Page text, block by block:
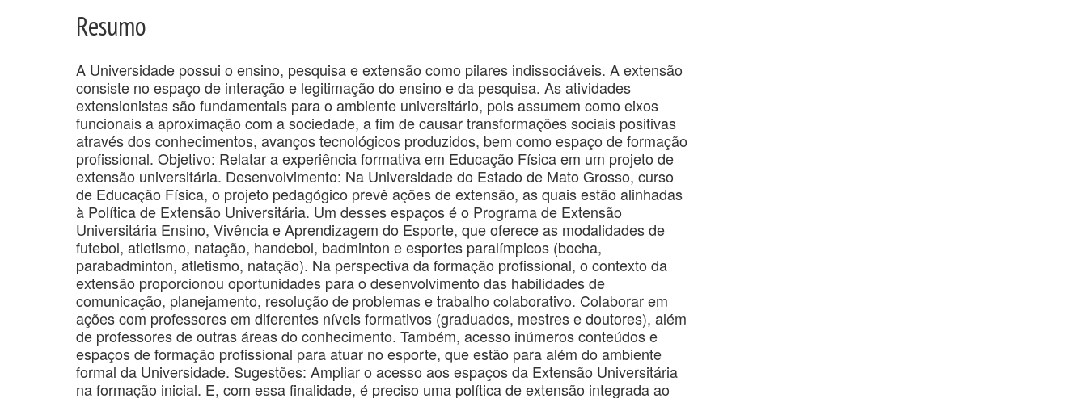
Resumo
A Universidade possui o ensino, pesquisa e extensão como pilares indissociáveis. A extensão
consiste no espaço de interação e legitimação do ensino e da pesquisa. As atividades
extensionistas são fundamentais para o ambiente universitário, pois assumem como eixos
funcionais a aproximação com a sociedade, a fim de causar transformações sociais positivas
através dos conhecimentos, avanços tecnológicos produzidos, bem como espaço de formação
profissional. Objetivo: Relatar a experiência formativa em Educação Física em um projeto de
extensão universitária. Desenvolvimento: Na Universidade do Estado de Mato Grosso, curso
de Educação Física, o projeto pedagógico prevê ações de extensão, as quais estão alinhadas
à Política de Extensão Universitária. Um desses espaços é o Programa de Extensão
Universitária Ensino, Vivência e Aprendizagem do Esporte, que oferece as modalidades de
futebol, atletismo, natação, handebol, badminton e esportes paralímpicos (bocha,
parabadminton, atletismo, natação). Na perspectiva da formação profissional, o contexto da
extensão proporcionou oportunidades para o desenvolvimento das habilidades de
comunicação, planejamento, resolução de problemas e trabalho colaborativo. Colaborar em
ações com professores em diferentes níveis formativos (graduados, mestres e doutores), além
de professores de outras áreas do conhecimento. Também, acesso inúmeros conteúdos e
espaços de formação profissional para atuar no esporte, que estão para além do ambiente
formal da Universidade. Sugestões: Ampliar o acesso aos espaços da Extensão Universitária
na formação inicial. E, com essa finalidade, é preciso uma política de extensão integrada ao